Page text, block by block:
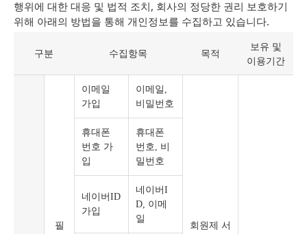
행위에 대한 대응 및 법적 조치, 회사의 정당한 권리 보호하기
위해 아래의 방법을 통해 개인정보를 수집하고 있습니다.
구분 수집항목 목적
보유 및
이용기간
필
이메일
가입
이메일,
비밀번호
회원제 서
휴대폰
번호 가
입
휴대폰
번호, 비
밀번호
네이버ID
가입
네이버I
D, 이메
일